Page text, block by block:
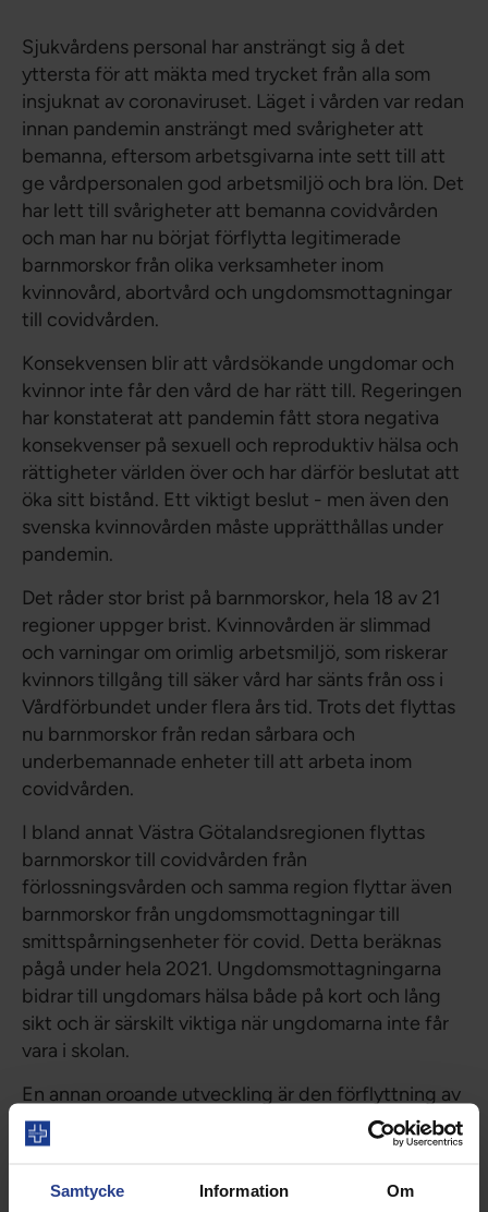
Samtycke Information Om
Sjukvårdens personal har ansträngt sig å det
yttersta för att mäkta med trycket från alla som
insjuknat av coronaviruset. Läget i vården var redan
innan pandemin ansträngt med svårigheter att
bemanna, eftersom arbetsgivarna inte sett till att
ge vårdpersonalen god arbetsmiljö och bra lön. Det
har lett till svårigheter att bemanna covidvården
och man har nu börjat förflytta legitimerade
barnmorskor från olika verksamheter inom
kvinnovård, abortvård och ungdomsmottagningar
till covidvården.
Konsekvensen blir att vårdsökande ungdomar och
kvinnor inte får den vård de har rätt till. Regeringen
har konstaterat att pandemin fått stora negativa
konsekvenser på sexuell och reproduktiv hälsa och
rättigheter världen över och har därför beslutat att
öka sitt bistånd. Ett viktigt beslut - men även den
svenska kvinnovården måste upprätthållas under
pandemin.
Det råder stor brist på barnmorskor, hela 18 av 21
regioner uppger brist. Kvinnovården är slimmad
och varningar om orimlig arbetsmiljö, som riskerar
kvinnors tillgång till säker vård har sänts från oss i
Vårdförbundet under flera års tid. Trots det flyttas
nu barnmorskor från redan sårbara och
underbemannade enheter till att arbeta inom
covidvården.
I bland annat Västra Götalandsregionen flyttas
barnmorskor till covidvården från
förlossningsvården och samma region flyttar även
barnmorskor från ungdomsmottagningar till
smittspårningsenheter för covid. Detta beräknas
pågå under hela 2021. Ungdomsmottagningarna
bidrar till ungdomars hälsa både på kort och lång
sikt och är särskilt viktiga när ungdomarna inte får
vara i skolan.
En annan oroande utveckling är den förflyttning av
barnmorskor som sker från abortvården. Med start
denna vecka kommer barnmorskor på Karolinska
slutenvården. Det är oacceptabelt – ett behov av